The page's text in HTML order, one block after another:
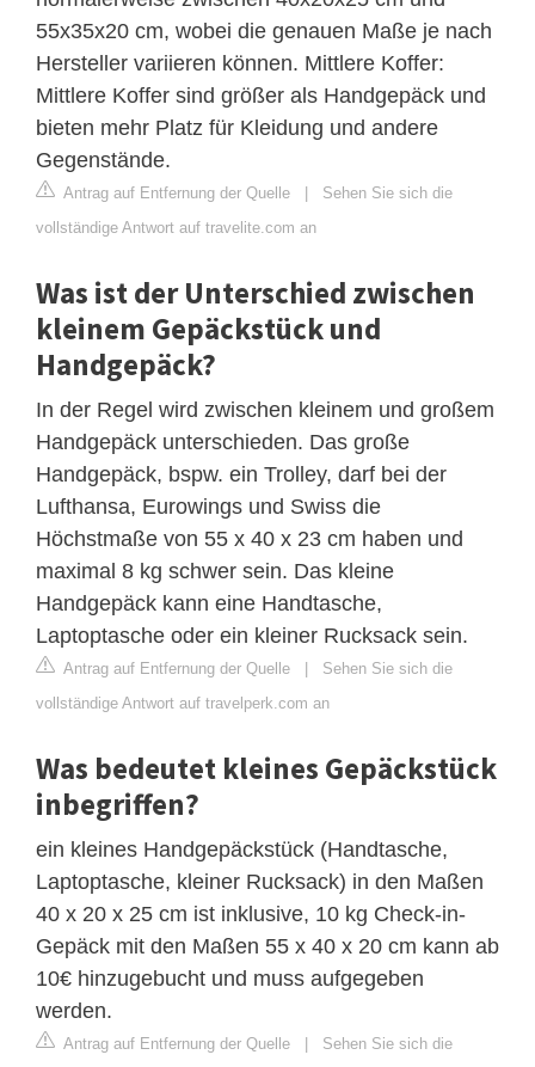
55x35x20 cm, wobei die genauen Maße je nach
Hersteller variieren können. Mittlere Koffer:
Mittlere Koffer sind größer als Handgepäck und
bieten mehr Platz für Kleidung und andere
Gegenstände.
Antrag auf Entfernung der Quelle | Sehen Sie sich die
vollständige Antwort auf travelite.com an
Was ist der Unterschied zwischen
kleinem Gepäckstück und
Handgepäck?
In der Regel wird zwischen kleinem und großem
Handgepäck unterschieden. Das große
Handgepäck, bspw. ein Trolley, darf bei der
Lufthansa, Eurowings und Swiss die
Höchstmaße von 55 x 40 x 23 cm haben und
maximal 8 kg schwer sein. Das kleine
Handgepäck kann eine Handtasche,
Laptoptasche oder ein kleiner Rucksack sein.
Antrag auf Entfernung der Quelle | Sehen Sie sich die
vollständige Antwort auf travelperk.com an
Was bedeutet kleines Gepäckstück
inbegriffen?
ein kleines Handgepäckstück (Handtasche,
Laptoptasche, kleiner Rucksack) in den Maßen
40 x 20 x 25 cm ist inklusive, 10 kg Check-in-
Gepäck mit den Maßen 55 x 40 x 20 cm kann ab
10€ hinzugebucht und muss aufgegeben
werden.
Antrag auf Entfernung der Quelle | Sehen Sie sich die